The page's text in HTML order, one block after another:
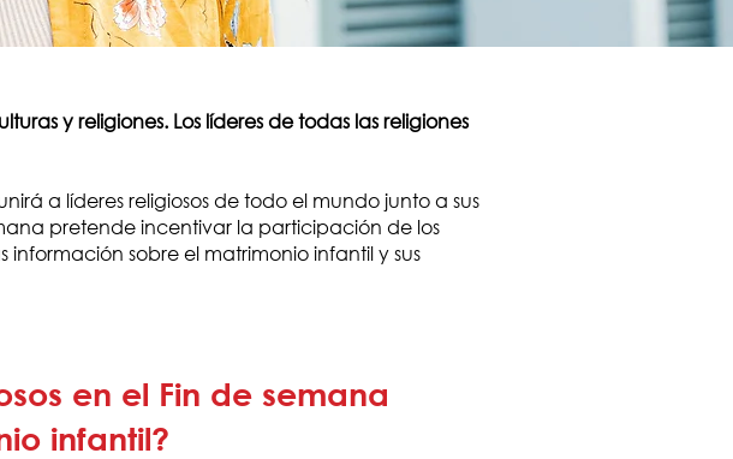
y religiones. Los líderes de todas las religiones
a líderes religiosos de todo el mundo junto a sus
pretende incentivar la participación de los
sobre el matrimonio infantil y sus
en el Fin de semana
infantil?